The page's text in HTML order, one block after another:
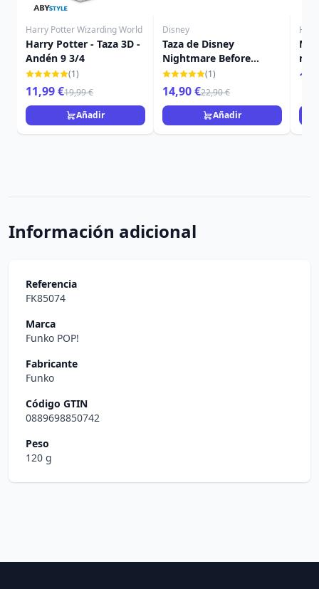
Harry Potter Wizarding World
Harry Potter - Taza 3D -
Andén 9 3/4
(1)
11,99 €19,99 €
Añadir
Disney
Taza de Disney
Nightmare Before
Christmas Zero
(1)
14,90 €22,90 €
Añadir
Información adicional
Referencia
FK85074
Marca
Funko POP!
Fabricante
Funko
Código GTIN
0889698850742
Peso
120 g